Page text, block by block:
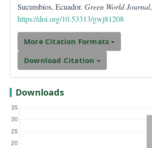
Sucumbíos, Ecuador. Green World Journal,
https://doi.org/10.53313/gwj81208
More Citation Formats
Download Citation
Downloads